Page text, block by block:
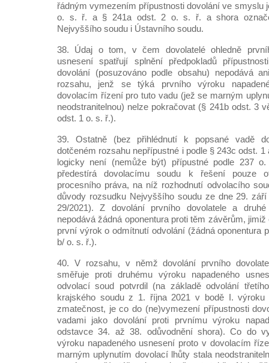
řádným vymezením přípustnosti dovolání ve smyslu
o. s. ř. a § 241a odst. 2 o. s. ř. a shora
Nejvyššího soudu i Ústavního soudu.
38. Údaj o tom, v čem dovolatelé ohledně
usnesení spatřují splnění předpokladů
dovolání (posuzováno podle obsahu) nepodává
rozsahu, jenž se týká prvního výroku
dovolacím řízení pro tuto vadu (jež se marným
neodstranitelnou) nelze pokračovat (§ 241b odst. 3
odst. 1 o. s. ř.).
39. Ostatně (bez přihlédnutí k popsané vadě
dotčeném rozsahu nepřípustné i podle § 243c odst.
logicky není (nemůže být) přípustné podle 237
předestírá dovolacímu soudu k řešení pouze
procesního práva, na níž rozhodnutí odvolacího
důvody rozsudku Nejvyššího soudu ze dne 29.
29/2021). Z dovolání prvního dovolatele a
nepodává žádná oponentura proti těm závěrům,
první výrok o odmítnutí odvolání (žádná oponentura
b/ o. s. ř.).
40. V rozsahu, v němž dovolání prvního
směřuje proti druhému výroku napadeného
odvolací soud potvrdil (na základě odvolání
krajského soudu z 1. října 2021 v bodě I.
zmatečnost, je co do (ne)vymezení přípustnosti
vadami jako dovolání proti prvnímu výroku
odstavce 34. až 38. odůvodnění shora). Co do
výroku napadeného usnesení proto v dovolacím
marným uplynutím dovolací lhůty stala